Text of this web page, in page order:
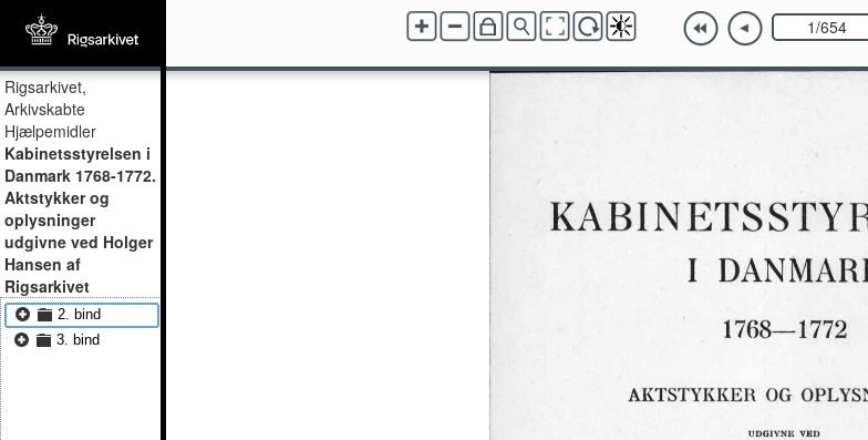
Rigsarkivet,
Arkivskabte
Hjælpemidler
Kabinetsstyrelsen i
Danmark 1768-1772.
Aktstykker og
oplysninger
udgivne ved Holger
Hansen af
Rigsarkivet
2. bind
3. bind